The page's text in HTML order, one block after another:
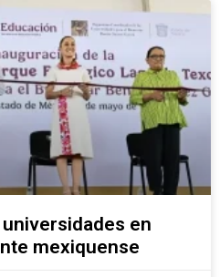
en
mexiquense